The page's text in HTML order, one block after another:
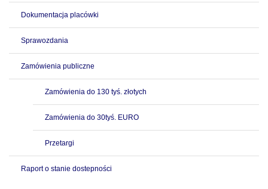
Dokumentacja placówki
Sprawozdania
Zamówienia publiczne
Zamówienia do 130 tyś. złotych
Zamówienia do 30tyś. EURO
Przetargi
Raport o stanie dostepności